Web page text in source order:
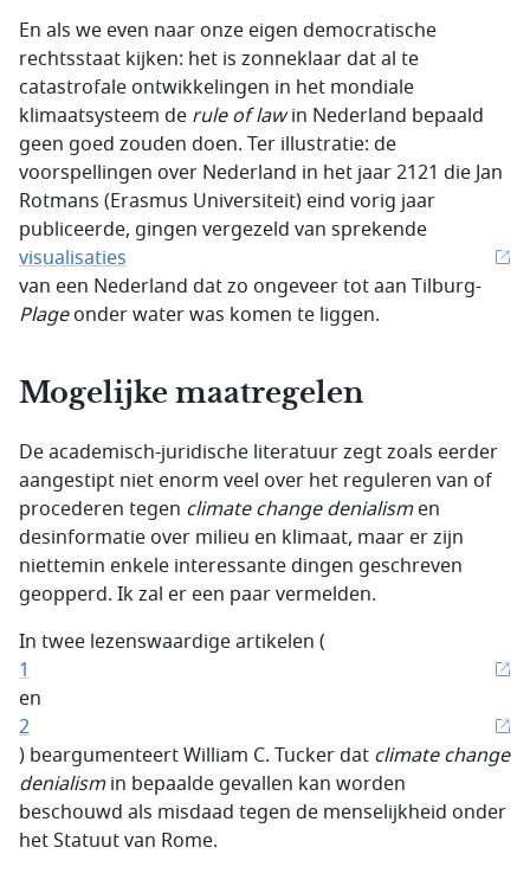
En als we even naar onze eigen democratische
rechtsstaat kijken: het is zonneklaar dat al te
catastrofale ontwikkelingen in het mondiale
klimaatsysteem de rule of lawin Nederland bepaald
geen goed zouden doen. Ter illustratie: de
voorspellingen over Nederland in het jaar 2121 die Jan
Rotmans (Erasmus Universiteit) eind vorig jaar
publiceerde, gingen vergezeld van sprekende
visualisaties
van een Nederland dat zo ongeveer tot aan Tilburg-
Plageonder water was komen te liggen.
Mogelijke maatregelen
De academisch-juridische literatuur zegt zoals eerder
aangestipt niet enorm veel over het reguleren van of
procederen tegen climate change denialismen
desinformatie over milieu en klimaat, maar er zijn
niettemin enkele interessante dingen geschreven
geopperd. Ik zal er een paar vermelden.
In twee lezenswaardige artikelen (
1
en
2
) beargumenteert William C. Tucker dat climate change
denialismin bepaalde gevallen kan worden
beschouwd als misdaad tegen de menselijkheid onder
het Statuut van Rome.